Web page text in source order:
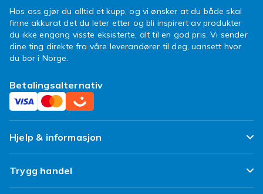
Hos oss gjør du alltid et kupp, og vi ønsker at du både skal
finne akkurat det du leter etter og bli inspirert av produkter
du ikke engang visste eksisterte, alt til en god pris. Vi sender
dine ting direkte fra våre leverandører til deg, uansett hvor
du bor i Norge.
Betalingsalternativ
Hjelp & informasjon
Ofte stilte spørsmål
Spor pakken min
Trygg handel